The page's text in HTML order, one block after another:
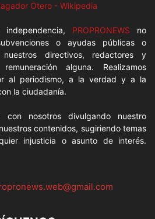
Otero - Wikipedia
PROPRONEWS no
o ayudas públicas o
directivos, redactores y
alguna. Realizamos
al periodismo, a la verdad y a la
la ciudadanía.
con nosotros divulgando nuestro
contenidos, sugiriendo temas
injusticia o asunto de interés.